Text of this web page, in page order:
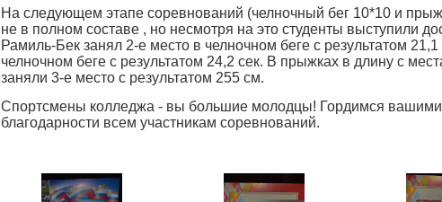
На следующем этапе соревнований (челночный бег 10*10 и
не в полном составе , но несмотря на это студенты выступили
Рамиль-Бек занял 2-е место в челночном беге с результатом
челночном беге с результатом 24,2 сек. В прыжках в длину с
заняли 3-е место с результатом 255 см.
Спортсмены колледжа - вы большие молодцы! Гордимся
благодарности всем участникам соревнований.